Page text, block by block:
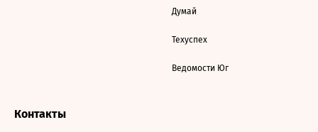
Думай
Техуспех
Ведомости Юг
Контакты